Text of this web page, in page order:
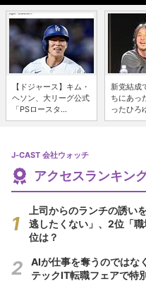
【ドジャース】キム・
ヘソン、大リーグ公式
「PSロースタ...
新党結成
ちにあっ
ったひろ
J-CAST 会社ウォッチ
アクセスランキン
上司からのランチの誘
逃したくない」、2位「
位は？
AIが仕事を奪うのでは
テックIT転職フェアで特